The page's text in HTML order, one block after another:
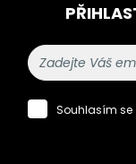
Souhlasím